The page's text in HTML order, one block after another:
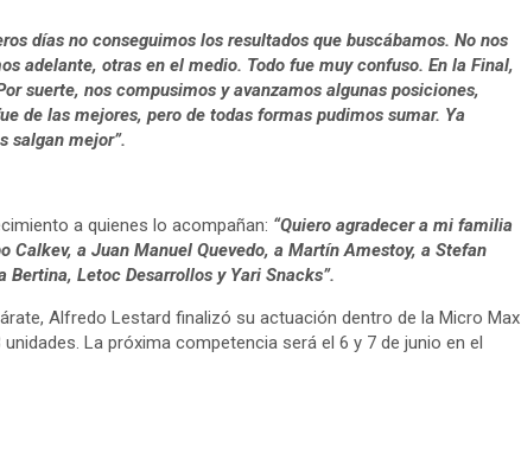
días no conseguimos los resultados que buscábamos. No nos
adelante, otras en el medio. Todo fue muy confuso. En la Final,
suerte, nos compusimos y avanzamos algunas posiciones,
de las mejores, pero de todas formas pudimos sumar. Ya
salgan mejor”.
a quienes lo acompañan: “Quiero agradecer a mi familia
Calkev, a Juan Manuel Quevedo, a Martín Amestoy, a Stefan
Bertina, Letoc Desarrollos y Yari Snacks”.
Alfredo Lestard finalizó su actuación dentro de la Micro Max
La próxima competencia será el 6 y 7 de junio en el